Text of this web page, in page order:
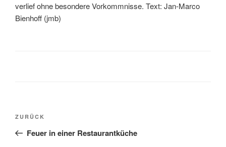
verlief ohne besondere Vorkommnisse. Text: Jan-Marco
Bienhoff (jmb)
ZURÜCK
Feuer in einer Restaurantküche